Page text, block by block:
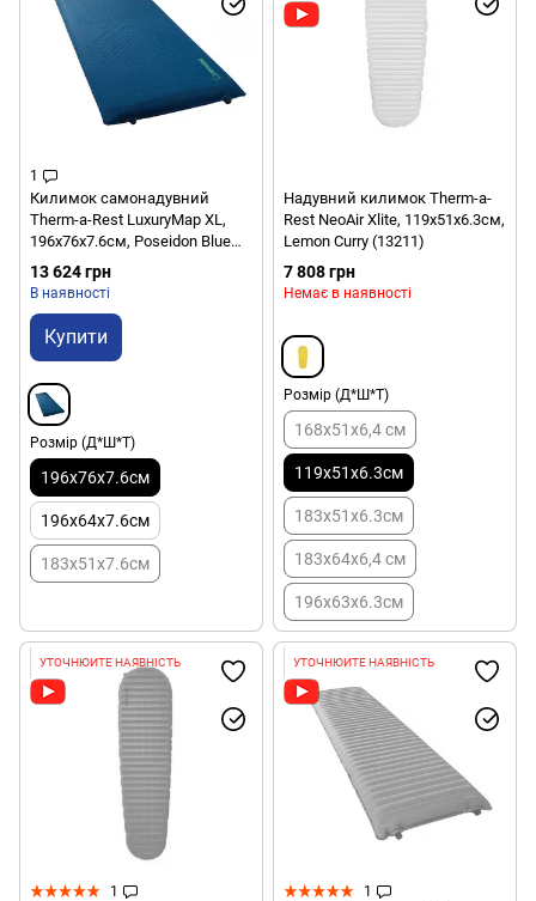
1
Килимок самонадувний
Therm-a-Rest LuxuryMap XL,
196x76х7.6см, Poseidon Blue
(0040818132807)
13 624 грн
В наявності
Купити
Розмір (Д*Ш*Т)
196x76х7.6см
196x64х7.6см
183х51х7.6см
Надувний килимок Therm-a-
Rest NeoAir Xlite, 119х51х6.3см,
Lemon Curry (13211)
7 808 грн
Немає в наявності
Розмір (Д*Ш*Т)
168х51х6,4 см
119x51x6.3см
183x51x6.3см
183х64х6,4 см
196x63x6.3см
УТОЧНЮЙТЕ НАЯВНІСТЬ
1
УТОЧНЮЙТЕ НАЯВНІСТЬ
1